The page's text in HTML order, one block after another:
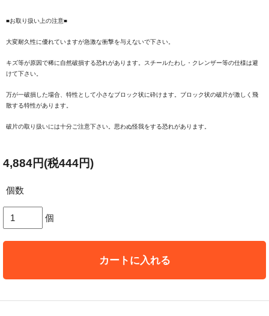
■お取り扱い上の注意■
大変耐久性に優れていますが急激な衝撃を与えないで下さい。
キズ等が原因で稀に自然破損する恐れがあります。スチールたわし・クレンザー等の仕様は避
けて下さい。
万が一破損した場合、特性として小さなブロック状に砕けます。ブロック状の破片が激しく飛
散する特性があります。
破片の取り扱いには十分ご注意下さい。思わぬ怪我をする恐れがあります。
4,884円(税444円)
個数
個
カートに入れる